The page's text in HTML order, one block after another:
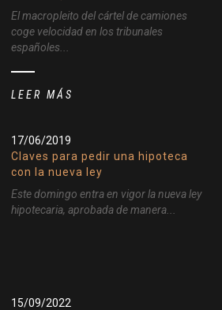
El macropleito del cártel de camiones
coge velocidad en los tribunales
españoles...
LEER MÁS
17/06/2019
Claves para pedir una hipoteca
con la nueva ley
Este domingo entra en vigor la nueva ley
hipotecaria, aprobada de manera...
15/09/2022